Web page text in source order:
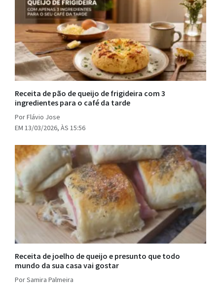
Receita de pão de queijo de frigideira com 3
ingredientes para o café da tarde
Por Flávio Jose
EM 13/03/2026, ÀS 15:56
Receita de joelho de queijo e presunto que todo
mundo da sua casa vai gostar
Por Samira Palmeira